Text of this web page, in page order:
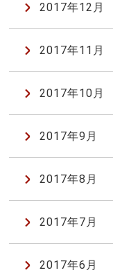
2017年12月
2017年11月
2017年10月
2017年9月
2017年8月
2017年7月
2017年6月